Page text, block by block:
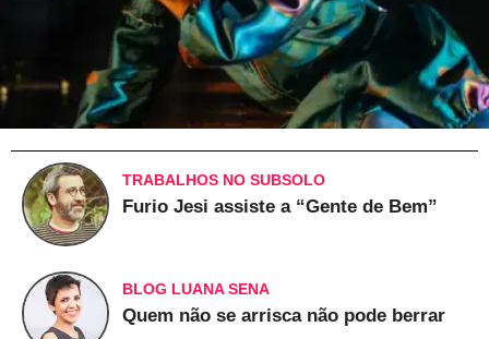
TRABALHOS NO SUBSOLO
Furio Jesi assiste a “Gente de Bem”
BLOG LUANA SENA
Quem não se arrisca não pode berrar